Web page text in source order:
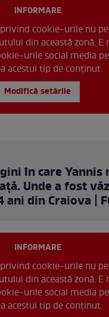
INFORMARE
cookie-urile nu
din această zonă. E
urile social media
acestui tip de conținut.
Modifică setările
în care Yannis
Unde a fost
din Craiova |
INFORMARE
cookie-urile nu
din această zonă. E
urile social media
acestui tip de conținut.